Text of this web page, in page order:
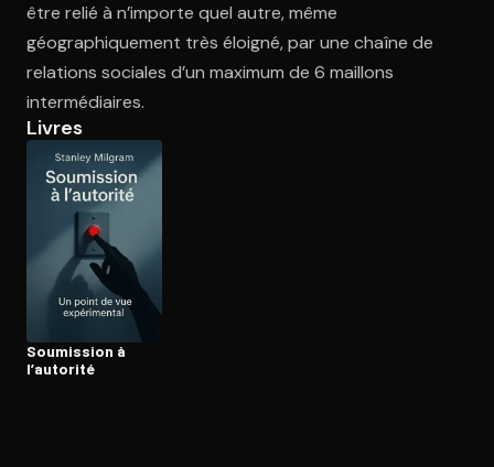
être relié à n’importe quel autre, même
géographiquement très éloigné, par une chaîne de
relations sociales d’un maximum de 6 maillons
intermédiaires.
Livres
Soumission à
l’autorité